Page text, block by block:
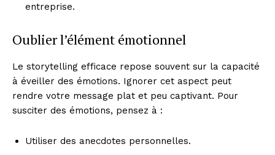
entreprise.
Oublier l’élément émotionnel
Le storytelling efficace repose souvent sur la capacité
à éveiller des émotions. Ignorer cet aspect peut
rendre votre message plat et peu captivant. Pour
susciter des émotions, pensez à :
Utiliser des anecdotes personnelles.